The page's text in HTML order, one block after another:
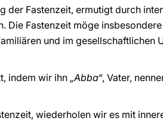
der Fastenzeit, ermutigt durch
Die Fastenzeit möge
und im gesellschaftlichen
indem wir ihn „Abba“, Vater,
wiederholen wir es mit